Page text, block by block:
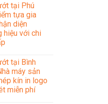
tại Phú
tựa gia
diện
hiệu với chi
tại Bình
máy sản
kín in logo
miễn phí